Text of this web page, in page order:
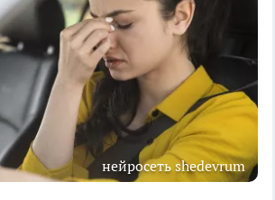
нейросеть shedevrum